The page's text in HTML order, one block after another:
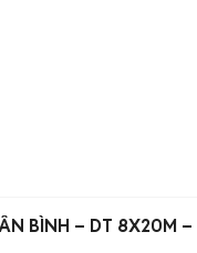
BÌNH – DT 8X20M –